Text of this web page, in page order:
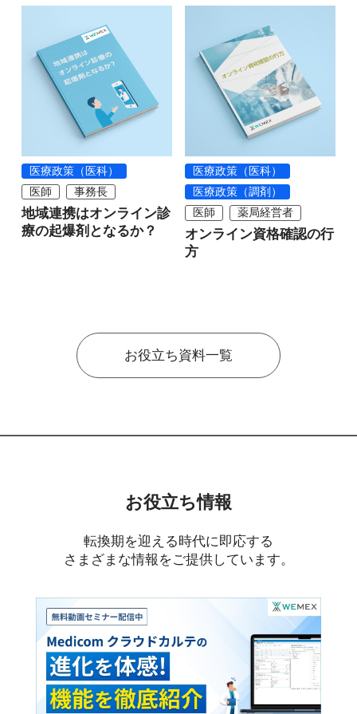
医療政策（医科）
医師
事務長
地域連携はオンライン診
療の起爆剤となるか？
医療政策（医科）
医療政策（調剤）
医師
薬局経営者
オンライン資格確認の行
方
お役立ち資料一覧
お役立ち情報
転換期を迎える時代に即応する
さまざまな情報をご提供しています。